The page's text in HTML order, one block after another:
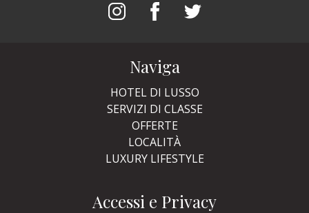
Naviga
HOTEL DI LUSSO
SERVIZI DI CLASSE
OFFERTE
LOCALITÀ
LUXURY LIFESTYLE
Accessi e Privacy